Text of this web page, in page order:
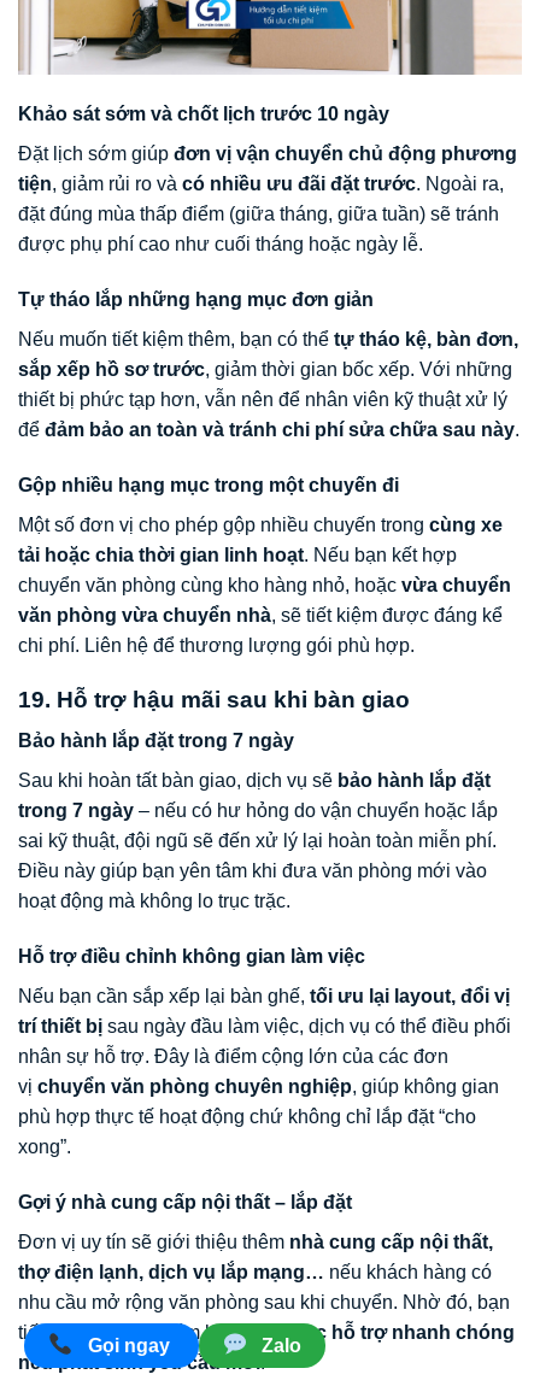
Gọi ngay Zalo
Khảo sát sớm và chốt lịch trước 10 ngày
Đặt lịch sớm giúp đơn vị vận chuyển chủ động phương
tiện, giảm rủi ro và có nhiều ưu đãi đặt trước. Ngoài ra,
đặt đúng mùa thấp điểm (giữa tháng, giữa tuần) sẽ tránh
được phụ phí cao như cuối tháng hoặc ngày lễ.
Tự tháo lắp những hạng mục đơn giản
Nếu muốn tiết kiệm thêm, bạn có thể tự tháo kệ, bàn đơn,
sắp xếp hồ sơ trước, giảm thời gian bốc xếp. Với những
thiết bị phức tạp hơn, vẫn nên để nhân viên kỹ thuật xử lý
để đảm bảo an toàn và tránh chi phí sửa chữa sau này.
Gộp nhiều hạng mục trong một chuyến đi
Một số đơn vị cho phép gộp nhiều chuyến trong cùng xe
tải hoặc chia thời gian linh hoạt. Nếu bạn kết hợp
chuyển văn phòng cùng kho hàng nhỏ, hoặc vừa chuyển
văn phòng vừa chuyển nhà, sẽ tiết kiệm được đáng kể
chi phí. Liên hệ để thương lượng gói phù hợp.
19. Hỗ trợ hậu mãi sau khi bàn giao
Bảo hành lắp đặt trong 7 ngày
Sau khi hoàn tất bàn giao, dịch vụ sẽ bảo hành lắp đặt
trong 7 ngày – nếu có hư hỏng do vận chuyển hoặc lắp
sai kỹ thuật, đội ngũ sẽ đến xử lý lại hoàn toàn miễn phí.
Điều này giúp bạn yên tâm khi đưa văn phòng mới vào
hoạt động mà không lo trục trặc.
Hỗ trợ điều chỉnh không gian làm việc
Nếu bạn cần sắp xếp lại bàn ghế, tối ưu lại layout, đổi vị
trí thiết bị sau ngày đầu làm việc, dịch vụ có thể điều phối
nhân sự hỗ trợ. Đây là điểm cộng lớn của các đơn
vị chuyển văn phòng chuyên nghiệp, giúp không gian
phù hợp thực tế hoạt động chứ không chỉ lắp đặt “cho
xong”.
Gợi ý nhà cung cấp nội thất – lắp đặt
Đơn vị uy tín sẽ giới thiệu thêm nhà cung cấp nội thất,
thợ điện lạnh, dịch vụ lắp mạng… nếu khách hàng có
nhu cầu mở rộng văn phòng sau khi chuyển. Nhờ đó, bạn
tiết kiệm thời gian tìm kiếm và
được hỗ trợ nhanh chóng
nếu phát sinh yêu cầu mới